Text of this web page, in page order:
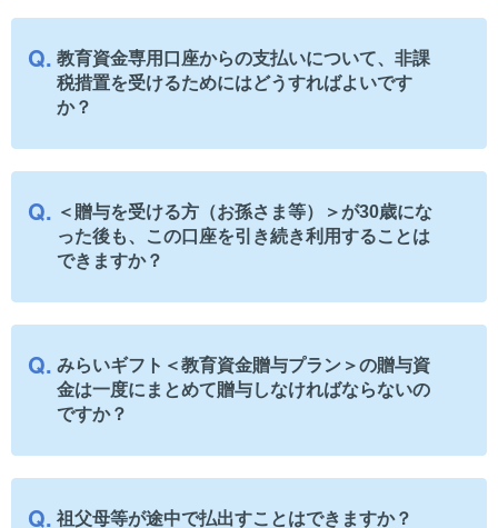
教育資金専用口座からの支払いについて、非課
税措置を受けるためにはどうすればよいです
か？
＜贈与を受ける方（お孫さま等）＞が30歳にな
った後も、この口座を引き続き利用することは
できますか？
みらいギフト＜教育資金贈与プラン＞の贈与資
金は一度にまとめて贈与しなければならないの
ですか？
祖父母等が途中で払出すことはできますか？